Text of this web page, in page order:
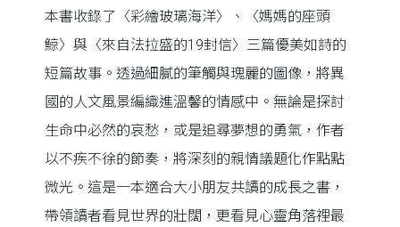
本書收錄了〈彩繪玻璃海洋〉、〈媽媽的座頭
鯨〉與〈來自法拉盛的19封信〉三篇優美如詩的
短篇故事。透過細膩的筆觸與瑰麗的圖像，將異
國的人文風景編織進溫馨的情感中。無論是探討
生命中必然的哀愁，或是追尋夢想的勇氣，作者
以不疾不徐的節奏，將深刻的親情議題化作點點
微光。這是一本適合大小朋友共讀的成長之書，
帶領讀者看見世界的壯闊，更看見心靈角落裡最